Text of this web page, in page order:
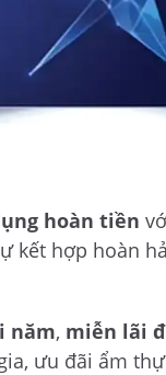
hoàn tiền
kết hợp hoàn
năm, miễn lãi
ưu đãi ẩm